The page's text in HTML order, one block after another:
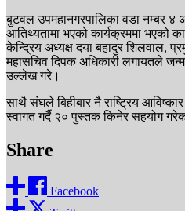
बुटवल उपमहानगरपालिका वडा नम्बर ४
आतिथ्यतामा भएको कार्यक्रममा भएको
केन्द्रिय अध्यक्ष दया बहादुर शिलवाल,
महासचिव दिपक अधिकारी लगायतले
उल्लेख गरे।
साथै संघले बिहीबार नै राष्ट्रिय
स्वागत गर्दै २० पुस्तक किनेर सहयोग
Share
Facebook